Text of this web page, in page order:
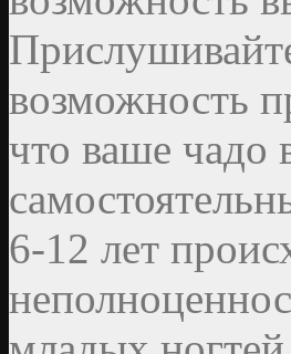
возможность
что ваше чадо
6-12 лет